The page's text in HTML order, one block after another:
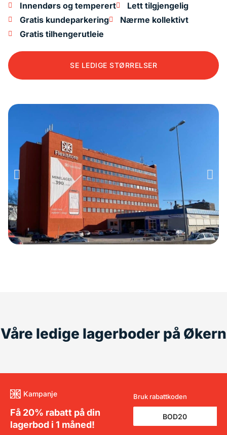
Innendørs og temperert
Lett tilgjengelig
Gratis kundeparkering
Nærme kollektivt
Gratis tilhengerutleie
SE LEDIGE STØRRELSER
Våre ledige lagerboder på Økern
Kampanje
Få 20% rabatt på din
lagerbod i 1 måned!
Bruk rabattkoden